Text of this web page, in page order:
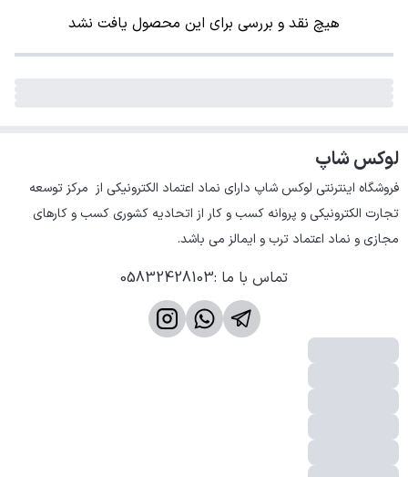
هیچ نقد و بررسی برای این محصول یافت نشد
لوکس شاپ
مجازی و نماد اعتماد ترب و ایمالز می باشد.
تماس با ما :
05832428103